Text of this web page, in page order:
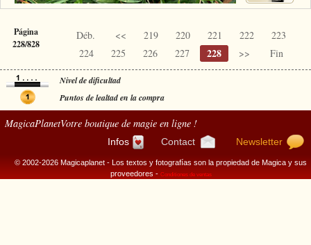
Página
228/828
Déb. << 219 220 221 222
223
224
225 226 227 228 >> Fin
Nivel de dificultad
Puntos de lealtad en la compra
MagicaPlanetVotre boutique de magie en ligne !
Infos Contact Newsletter
© 2002-2026 Magicaplanet - Los textos y fotografías son la propiedad de Magica y sus
proveedores - Conditiones de ventas